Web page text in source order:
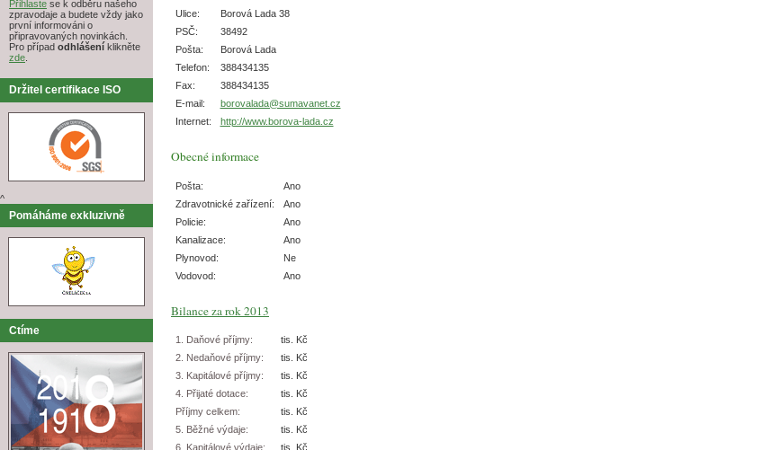
Přihlaste se k odběru našeho
zpravodaje a budete vždy jako
první informováni o
připravovaných novinkách.
Pro případ odhlášení klikněte
zde.
Držitel certifikace ISO
^
Pomáháme exkluzivně
Ctíme
Ulice:
Borová Lada 38
PSČ:
38492
Pošta:
Borová Lada
Telefon:
388434135
Fax:
388434135
E-mail:
borovalada@sumavanet.cz
Internet:
http://www.borova-lada.cz
Obecné informace
Pošta:
Ano
Zdravotnické zařízení:
Ano
Policie:
Ano
Kanalizace:
Ano
Plynovod:
Ne
Vodovod:
Ano
Bilance za rok 2013
1. Daňové příjmy:
tis. Kč
2. Nedaňové příjmy:
tis. Kč
3. Kapitálové příjmy:
tis. Kč
4. Přijaté dotace:
tis. Kč
Příjmy celkem:
tis. Kč
5. Běžné výdaje:
tis. Kč
6. Kapitálové výdaje:
tis. Kč